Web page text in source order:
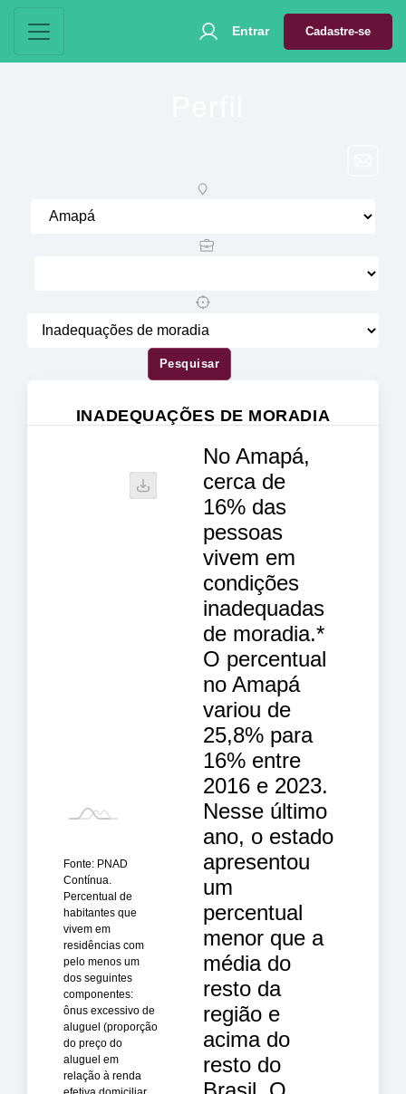
Entrar Cadastre-se
Pesquisar
INADEQUAÇÕES DE MORADIA
Fonte: PNAD
Contínua.
Percentual de
habitantes que
vivem em
residências com
pelo menos um
dos seguintes
componentes:
ônus excessivo de
aluguel (proporção
do preço do
aluguel em
relação à renda
No Amapá,
cerca de
16% das
pessoas
vivem em
condições
inadequadas
de moradia.*
O percentual
no Amapá
variou de
25,8% para
16% entre
2016 e 2023.
Nesse último
ano, o estado
apresentou
um
percentual
menor que a
média do
resto da
região e
acima do
resto do